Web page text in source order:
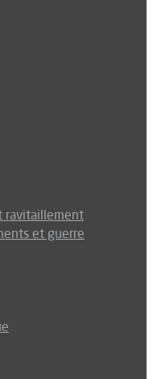
ravitaillement
et guerre